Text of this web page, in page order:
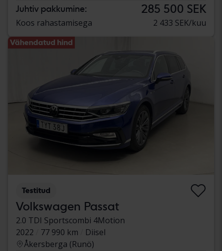
Juhtiv pakkumine: 285 500 SEK
Koos rahastamisega 2 433 SEK/kuu
Vähendatud hind
Testitud
Volkswagen Passat
2.0 TDI Sportscombi 4Motion
2022
77 990 km
Diisel
Åkersberga (Runö)